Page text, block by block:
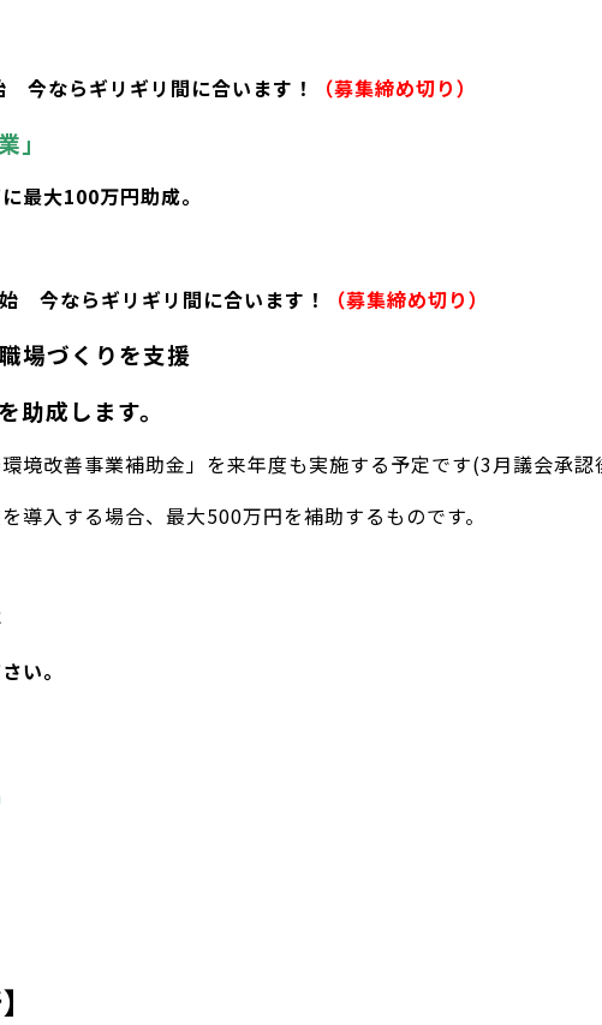
ならギリギリ間に合います！
（募集締め切り）
」
最大100万円助成。
ならギリギリ間に合います！
（募集締め切り）
場づくりを支援
成します。
境改善事業補助金」を来年度も実施する予定です(3月議会承認
導入する場合、最大500万円を補助するものです。
い。